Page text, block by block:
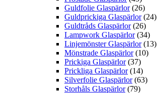
Guldfolie Glaspärlor (26)
Guldprickiga Glaspärlor (24)
Guldtråds Glaspärlor (26)
Lampwork Glaspärlor (34)
Linjemönster Glaspärlor (13)
Mönstrade Glaspärlor (10)
Prickiga Glaspärlor (37)
Prickliga Glaspärlor (14)
Silverfolie Glaspärlor (63)
Storhåls Glaspärlor (79)